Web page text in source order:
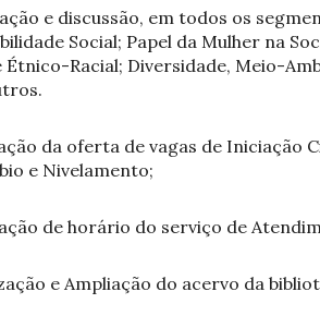
e discussão, em todos os
Social; Papel da Mulher na
Étnico-Racial; Diversidade, Meio-
da oferta de vagas de Iniciação
e Nivelamento;
de horário do serviço de
e Ampliação do acervo da